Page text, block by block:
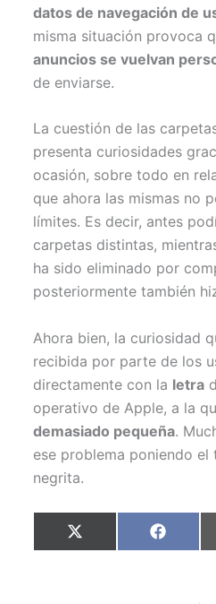
datos de navegación de
misma situación provoca
anuncios se vuelvan
de enviarse.
La cuestión de las
presenta curiosidades
ocasión, sobre todo en
que ahora las mismas no
límites. Es decir, antes
carpetas distintas,
ha sido eliminado por
posteriormente también
Ahora bien, la curiosidad
recibida por parte de los
directamente con la letra
operativo de Apple, a la
demasiado pequeña.
ese problema poniendo
negrita.
Compartir
en
X
( en
F
a